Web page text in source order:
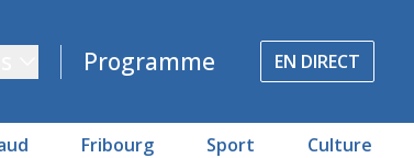
Programme EN DIRECT
Fribourg Sport Culture